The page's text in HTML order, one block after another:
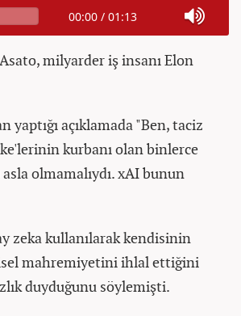
00:00 / 01:13
milyarder iş insanı Elon
açıklamada "Ben, taciz
kurbanı olan binlerce
olmamalıydı. xAI bunun
zeka kullanılarak kendisinin
mahremiyetini ihlal ettiğini
duyduğunu söylemişti.